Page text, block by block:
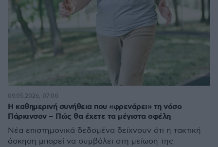
Η καθημερινή συνήθεια που «φρενάρει» τη νόσο
Πάρκινσον – Πώς θα έχετε τα μέγιστα οφέλη
Νέα επιστημονικά δεδομένα δείχνουν ότι η τακτική
άσκηση μπορεί να συμβάλει στη μείωση της
09.05.2026, 07:00